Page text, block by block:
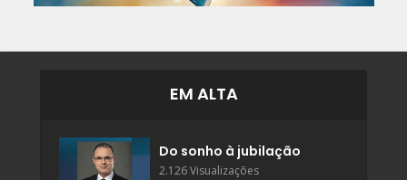
EM ALTA
Do sonho à jubilação
2.126 Visualizações